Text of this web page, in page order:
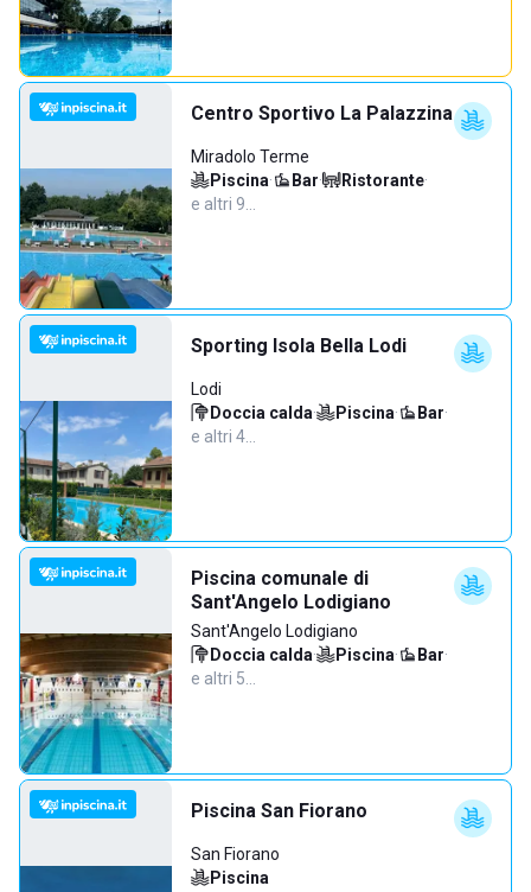
Centro Sportivo La Palazzina
Miradolo Terme
Piscina· Bar· Ristorante·
e altri 9…
Sporting Isola Bella Lodi
Lodi
Doccia calda· Piscina· Bar·
e altri 4…
Piscina comunale di
Sant'Angelo Lodigiano
Sant'Angelo Lodigiano
Doccia calda· Piscina· Bar·
e altri 5…
Piscina San Fiorano
San Fiorano
Piscina